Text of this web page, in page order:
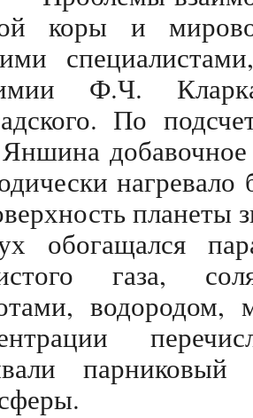
коры и
Ф.Ч.
По
добавочное
планеты
обогащался
газа,
водородом,